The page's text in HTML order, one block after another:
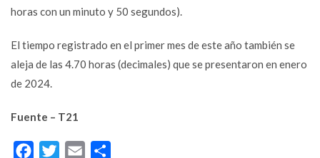
horas con un minuto y 50 segundos).
El tiempo registrado en el primer mes de este año también se
aleja de las 4.70 horas (decimales) que se presentaron en enero
de 2024.
Fuente – T21
FacebookTwitterEmail